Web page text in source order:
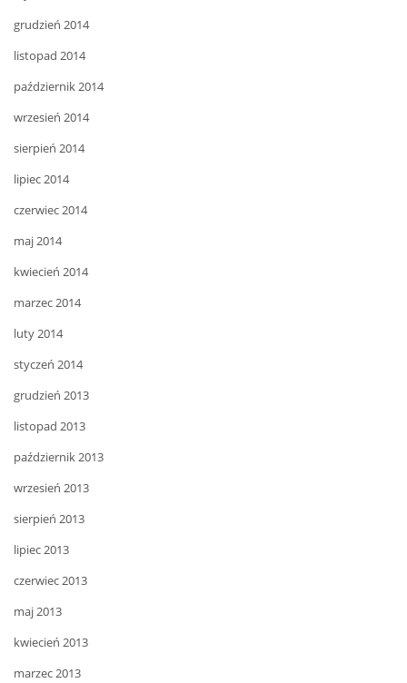
grudzień 2014
listopad 2014
październik 2014
wrzesień 2014
sierpień 2014
lipiec 2014
czerwiec 2014
maj 2014
kwiecień 2014
marzec 2014
luty 2014
styczeń 2014
grudzień 2013
listopad 2013
październik 2013
wrzesień 2013
sierpień 2013
lipiec 2013
czerwiec 2013
maj 2013
kwiecień 2013
marzec 2013